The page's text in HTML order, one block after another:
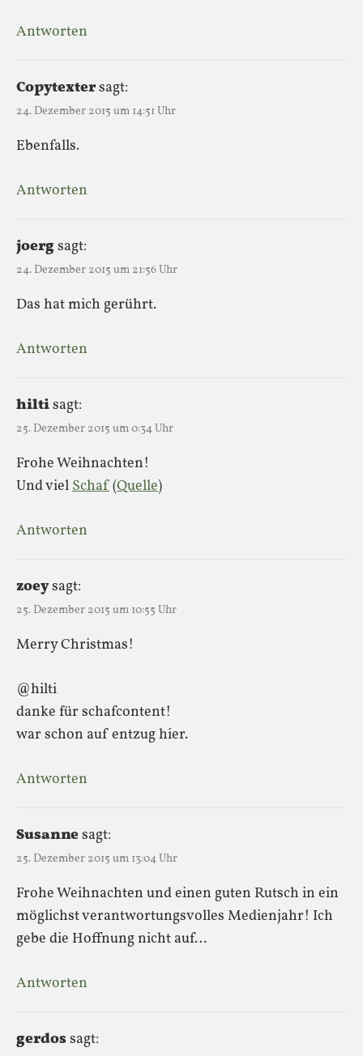
Antworten
Copytextersagt:
24. Dezember 2015 um 14:51 Uhr
Ebenfalls.
Antworten
joergsagt:
24. Dezember 2015 um 21:56 Uhr
Das hat mich gerührt.
Antworten
hiltisagt:
25. Dezember 2015 um 0:34 Uhr
Frohe Weihnachten!
Und vielSchaf(Quelle)
Antworten
zoeysagt:
25. Dezember 2015 um 10:55 Uhr
Merry Christmas!
@hilti
danke für schafcontent!
war schon auf entzug hier.
Antworten
Susannesagt:
25. Dezember 2015 um 13:04 Uhr
Frohe Weihnachten und einen guten Rutsch in ein
möglichst verantwortungsvolles Medienjahr! Ich
gebe die Hoffnung nicht auf…
Antworten
gerdossagt: